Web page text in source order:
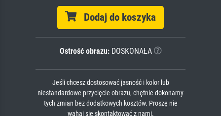
Dodaj do koszyka
Ostrość obrazu:DOSKONAŁA
Jeśli chcesz dostosować jasność i kolor lub
niestandardowe przycięcie obrazu, chętnie dokonamy
tych zmian bez dodatkowych kosztów. Proszę nie
wahaj się skontaktować z nami.